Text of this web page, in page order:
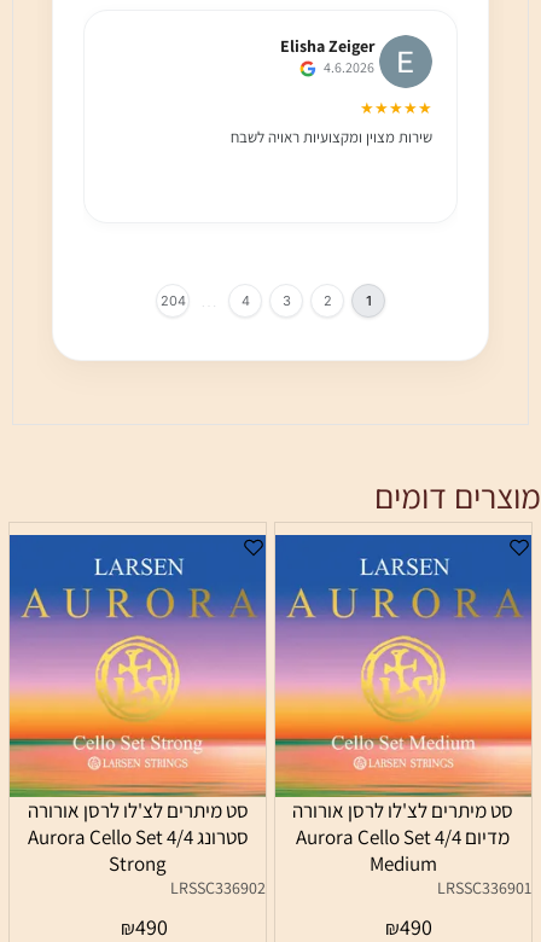
Elisha Zeiger
4.6.2026
★★★★★
שירות מצוין ומקצועיות ראויה לשבח
1
2
3
4
204
מוצרים דומים
סט מיתרים לצ'לו לרסן אורורה
מדיום 4/4 Aurora Cello Set
Medium
LRSSC336901
₪490
סט מיתרים לצ'לו לרסן אורורה
סטרונג 4/4 Aurora Cello Set
Strong
LRSSC336902
₪490